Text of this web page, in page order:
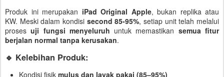
Produk ini merupakan iPad Original Apple, bukan replika atau
KW. Meski dalam kondisi second 85-95%, setiap unit telah melalui
prosesuji fungsi menyeluruh untuk memastikan semua fitur
berjalan normal tanpa kerusakan.
🔹 Kelebihan Produk:
Kondisi fisik mulus dan layak pakai (85–95%)